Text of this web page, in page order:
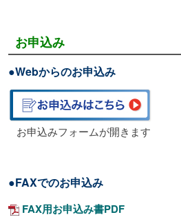
お申込み
●Webからのお申込み
お申込みフォームが開きます
●FAXでのお申込み
FAX用お申込み書PDF